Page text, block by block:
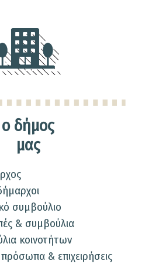
ο δήμος
μας
συμβούλιο
& συμβούλια
κοινοτήτων
& επιχειρήσεις